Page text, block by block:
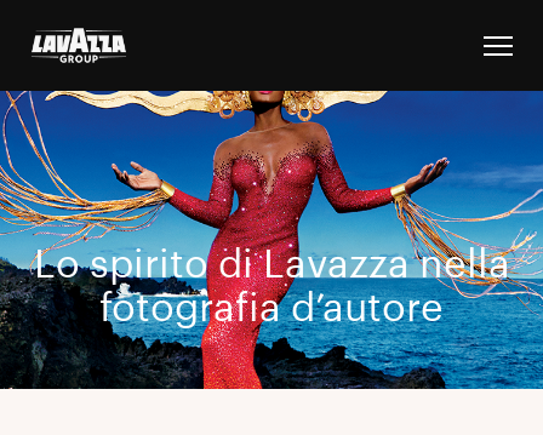
Lo spirito di Lavazza nella
fotografia d’autore